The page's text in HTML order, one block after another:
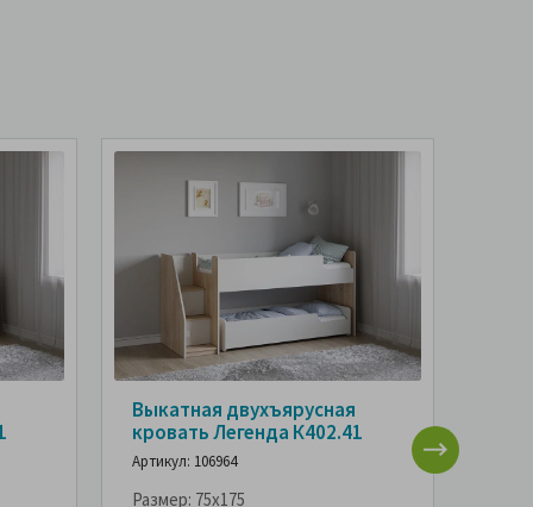
Выкатная двухъярусная
кровать Легенда К402.41
Артикул: 106964
Размер: 75x175